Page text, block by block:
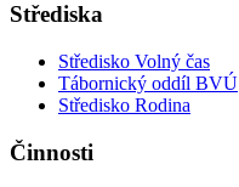
Střediska
Středisko Volný čas
Tábornický oddíl BVÚ
Středisko Rodina
Činnosti